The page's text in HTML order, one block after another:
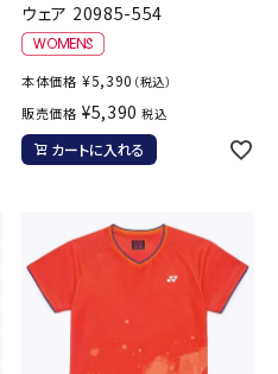
ウェア 20985-554
本体価格 ¥5,390 （税込）
販売価格 ¥5,390 税込
カートに入れる